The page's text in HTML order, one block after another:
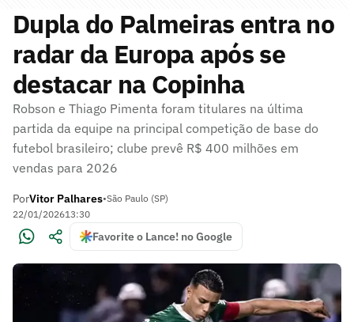
Dupla do Palmeiras entra no
radar da Europa após se
destacar na Copinha
Robson e Thiago Pimenta foram titulares na última
partida da equipe na principal competição de base do
futebol brasileiro; clube prevê R$ 400 milhões em
vendas para 2026
PorVitor Palhares•São Paulo (SP)
22/01/202613:30
Favorite o Lance! no Google